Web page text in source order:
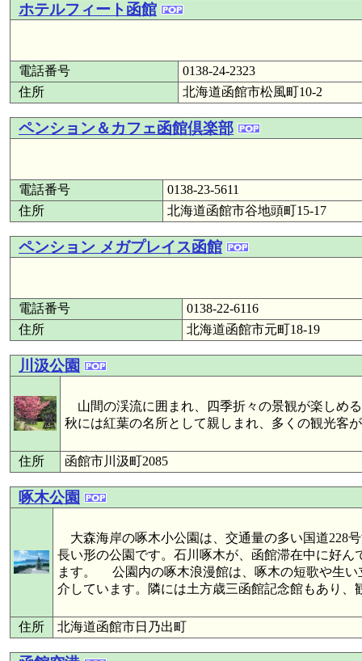
ホテルフィート函館
電話番号
0138-24-2323
住所
北海道函館市松風町10-2
ペンション＆カフェ函館倶楽部
電話番号
0138-23-5611
住所
北海道函館市谷地頭町15-17
ペンション メガプレイス函館
電話番号
0138-22-6116
住所
北海道函館市元町18-19
川汲公園
山間の渓流に囲まれ、四季折々の景観が楽しめ
秋には紅葉の名所として親しまれ、多くの観光客
住所 函館市川汲町2085
啄木公園
大森海岸の啄木小公園は、交通量の多い国道228
長い形の公園です。石川啄木が、函館滞在中に好ん
ます。 公園内の啄木浪漫館は、啄木の短歌や生い
介しています。隣には土方歳三函館記念館もあり、
住所 北海道函館市日乃出町